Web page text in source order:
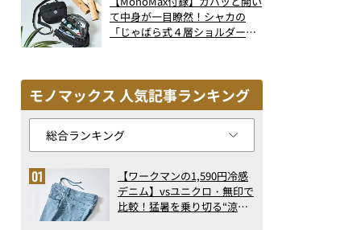
て中身が一目瞭然！シャカの
「じゃばら式４層ショルダーバ
モノマックス 人気記事ランキング
【ワークマンの1,590円冷感
デニム】vsユニクロ・無印で
比較！猛暑を乗り切る“涼感